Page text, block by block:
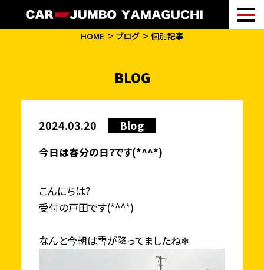
HOME ブログ 個別記事
BLOG
2024.03.20 Blog
今日は春分の日?です(*^^*)
こんにちは?
受付の戸田です(*^^*)
なんと今朝は雪が降ってましたね❄